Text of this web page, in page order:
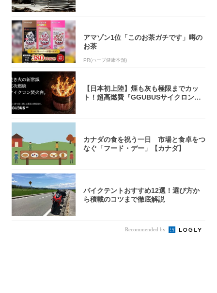
アマゾン1位「このお茶ガチです」噂の
お茶
PR(ハーブ健康本舗)
【日本初上陸】煙も灰も極限までカッ
ト！超高燃費『GGUBUSサイクロン焚
カナダの食を祝う一日 市場と食卓をつ
なぐ「フード・デー」【カナダ】
バイクテントおすすめ12選！選び方か
ら積載のコツまで徹底解説
Recommended by